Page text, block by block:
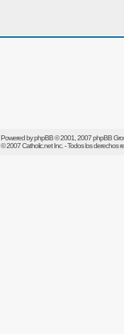
Powered byphpBB© 2001, 2007 phpBB
© 2007Catholic.netInc. - Todos los derechos